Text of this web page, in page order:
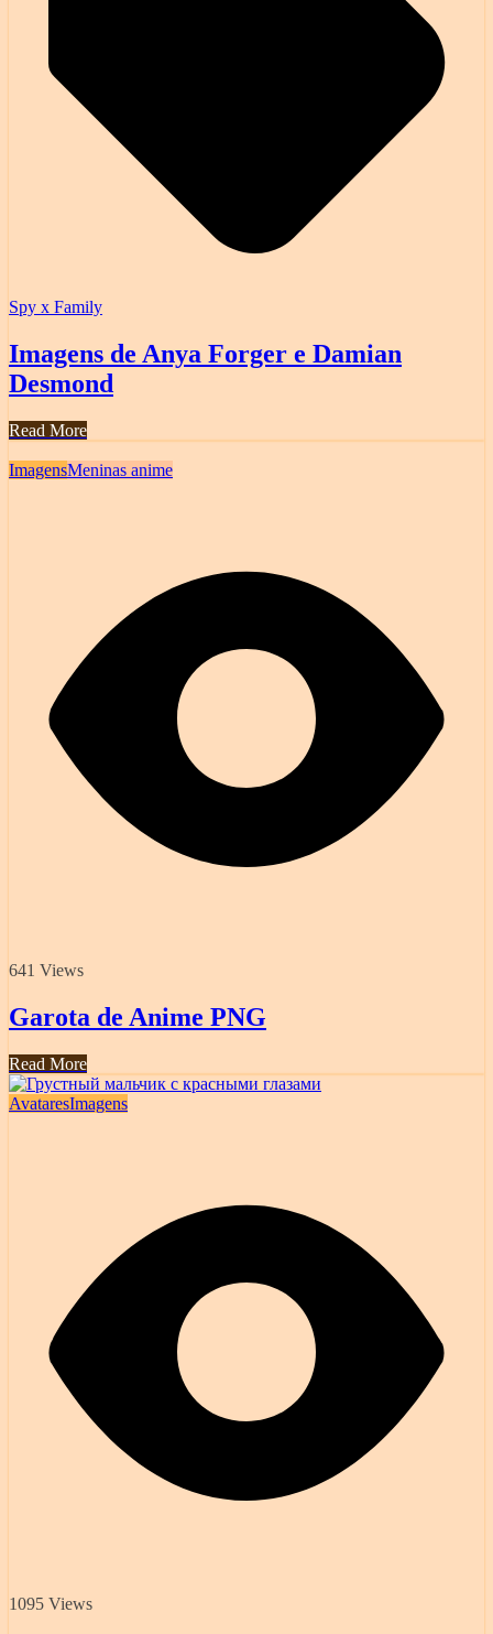
Spy x Family
Imagens de Anya Forger e Damian
Desmond
Read More
ImagensMeninas anime
641 Views
Garota de Anime PNG
Read More
AvataresImagens
1095 Views